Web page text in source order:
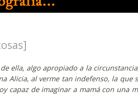
ella, algo apropiado a la
Alicia, al verme tan indefenso, la
capaz de imaginar a mamá con una